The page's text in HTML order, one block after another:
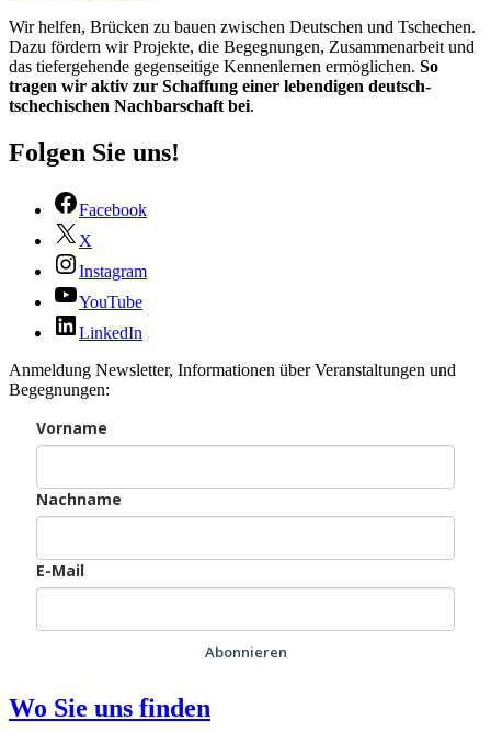
Wir helfen, Brücken zu bauen zwischen Deutschen und Tschechen.
Dazu fördern wir Projekte, die Begegnungen, Zusammenarbeit und
das tiefergehende gegenseitige Kennenlernen ermöglichen. So
tragen wir aktiv zur Schaffung einer lebendigen deutsch-
tschechischen Nachbarschaft bei.
Folgen Sie uns!
Facebook
X
Instagram
YouTube
LinkedIn
Anmeldung Newsletter, Informationen über Veranstaltungen und
Begegnungen:
Vorname
Nachname
E-Mail
Abonnieren
Wo Sie uns finden